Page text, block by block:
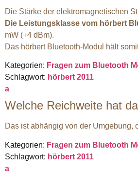
Die Stärke der elektromagnetischen
Die Leistungsklasse vom hörbert
mW (+4 dBm).
Das hörbert Bluetooth-Modul hält
Kategorien: Fragen zum Bluetooth
Schlagwort: hörbert 2011
a
Welche Reichweite hat
Das ist abhängig von der
Kategorien: Fragen zum Bluetooth
Schlagwort: hörbert 2011
a